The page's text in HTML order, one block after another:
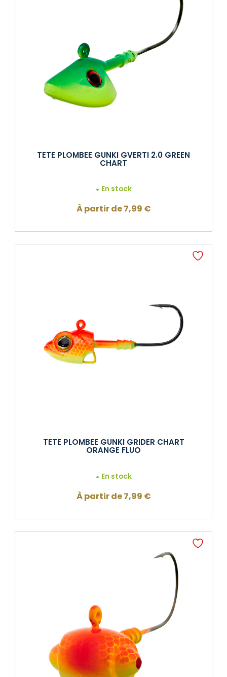
TETE PLOMBEE GUNKI GVERTI 2.0 GREEN
CHART
En stock
À partir de7,99 €
TETE PLOMBEE GUNKI GRIDER CHART
ORANGE FLUO
En stock
À partir de7,99 €